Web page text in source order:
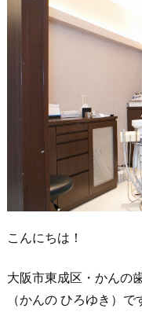
こんにちは！
大阪市東成区・かんの
（かんの ひろゆき）で